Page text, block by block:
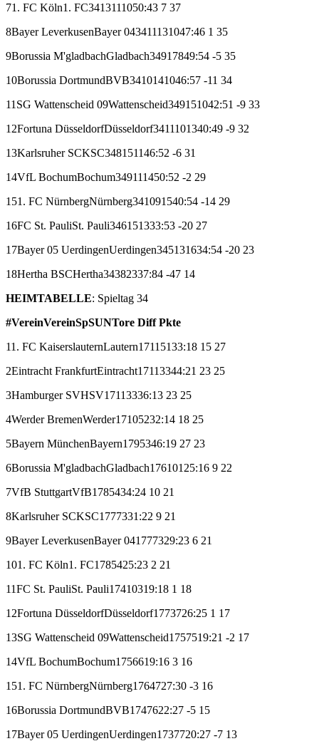
71. FC Köln1. FC3413111050:43 7 37
8Bayer LeverkusenBayer 043411131047:46 1 35
9Borussia M'gladbachGladbach34917849:54 -5 35
10Borussia DortmundBVB3410141046:57 -11 34
11 SG Wattenscheid 09Wattenscheid349151042:51 -9 33
12Fortuna DüsseldorfDüsseldorf3411101340:49 -9 32
13Karlsruher SCKSC348151146:52 -6 31
14VfL BochumBochum349111450:52 -2 29
151. FC NürnbergNürnberg341091540:54 -14 29
16FC St. PauliSt. Pauli346151333:53 -20 27
17Bayer 05 UerdingenUerdingen345131634:54 -20 23
18Hertha BSCHertha34382337:84 -47 14
HEIMTABELLE: Spieltag 34
#VereinVereinSpSUNTore Diff Pkte
11. FC KaiserslauternLautern1711 5133:18 15 27
2Eintracht FrankfurtEintracht17113344:21 23 25
3Hamburger SVHSV17113336:13 23 25
4Werder BremenWerder17105232:14 18 25
5Bayern MünchenBayern1795346:19 27 23
6Borussia M'gladbachGladbach176101 25:16 9 22
7VfB StuttgartVfB1785434:24 10 21
8Karlsruher SCKSC1777331:22 9 21
9Bayer LeverkusenBayer 041777329:23 6 21
101. FC Köln1. FC1785425:23 2 21
11FC St. PauliSt. Pauli17410319:18 1 18
12Fortuna DüsseldorfDüsseldorf1773726:25 1 17
13SG Wattenscheid 09Wattenscheid1757519:21 -2 17
14VfL BochumBochum1756619:16 3 16
151. FC NürnbergNürnberg1764727:30 -3 16
16Borussia DortmundBVB1747622:27 -5 15
17Bayer 05 UerdingenUerdingen1737720:27 -7 13